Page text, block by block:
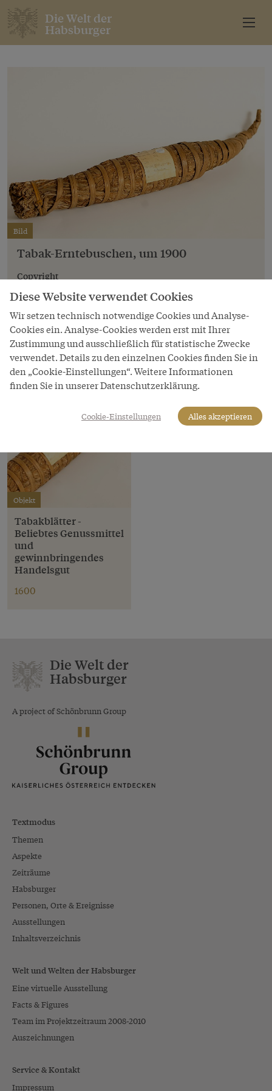
Die Welt der
Habsburger
Bild
Tabak-Erntebuschen, um 1900
Copyright
Sammlung JTI / Austria Tabak
LeihgeberIn
Austria Tabak GmbH | The JTI Tobacco Collection Vienna
Objekt
Tabakblätter -
Beliebtes Genussmittel
und
gewinnbringendes
Handelsgut
1600
Die Welt der
Habsburger
A project of Schönbrunn Group
Textmodus
Themen
Aspekte
Zeiträume
Habsburger
Personen, Orte & Ereignisse
Ausstellungen
Inhaltsverzeichnis
Welt und Welten der Habsburger
Eine virtuelle Ausstellung
Facts & Figures
Team im Projektzeitraum 2008-2010
Auszeichnungen
Service & Kontakt
Impressum
Diese Website verwendet Cookies
Wir setzen technisch notwendige Cookies und Analyse-
Cookies ein. Analyse-Cookies werden erst mit Ihrer
Zustimmung und ausschließlich für statistische Zwecke
verwendet. Details zu den einzelnen Cookies finden Sie in
den „Cookie-Einstellungen“. Weitere Informationen
finden Sie in unserer Datenschutzerklärung.
Cookie-Einstellungen Alles akzeptieren